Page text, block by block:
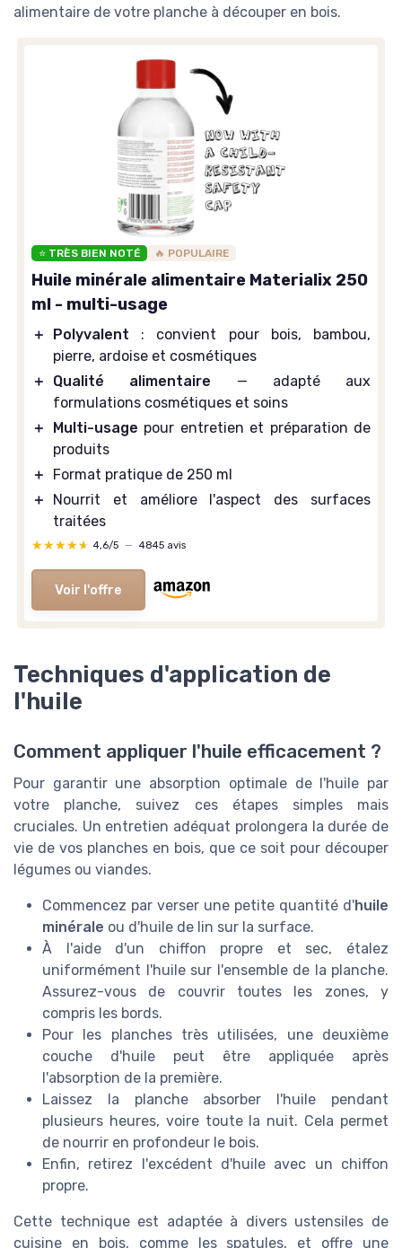
alimentaire de votre planche à découper en bois.
⭐ TRÈS BIEN NOTÉ 🔥 POPULAIRE
Huile minérale alimentaire Materialix 250
ml - multi-usage
＋ Polyvalent : convient pour bois, bambou,
pierre, ardoise et cosmétiques
＋
Qualité alimentaire — adapté aux
formulations cosmétiques et soins
＋
Multi-usage pour entretien et préparation de
produits
＋
Format pratique de 250 ml
＋
Nourrit et améliore l'aspect des surfaces
traitées
★★★★★
★★★★★ 4,6/5 — 4845 avis
Voir l'offre
Techniques d'application de
l'huile
Comment appliquer l'huile efficacement ?
Pour garantir une absorption optimale de l'huile par
votre planche, suivez ces étapes simples mais
cruciales. Un entretien adéquat prolongera la durée de
vie de vos planches en bois, que ce soit pour découper
légumes ou viandes.
Commencez par verser une petite quantité d'huile
minérale ou d'huile de lin sur la surface.
À l'aide d'un chiffon propre et sec, étalez
uniformément l'huile sur l'ensemble de la planche.
Assurez-vous de couvrir toutes les zones, y
compris les bords.
Pour les planches très utilisées, une deuxième
couche d'huile peut être appliquée après
l'absorption de la première.
Laissez la planche absorber l'huile pendant
plusieurs heures, voire toute la nuit. Cela permet
de nourrir en profondeur le bois.
Enfin, retirez l'excédent d'huile avec un chiffon
propre.
Cette technique est adaptée à divers ustensiles de
cuisine en bois, comme les spatules, et offre une